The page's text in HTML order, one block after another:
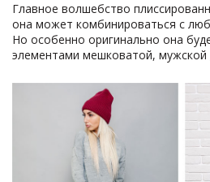
Главное волшебство
она может комбинироваться с
Но особенно оригинально она
элементами мешковатой, мужской